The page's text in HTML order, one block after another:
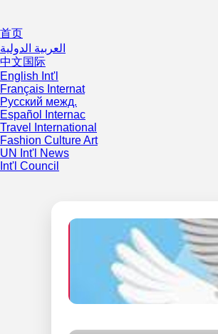
首页
العربية الدولية
中文国际
English Int'l
Français Internat
Русский межд.
Español Internac
Travel International
Fashion Culture Art
UN Int'l News
Int'l Council